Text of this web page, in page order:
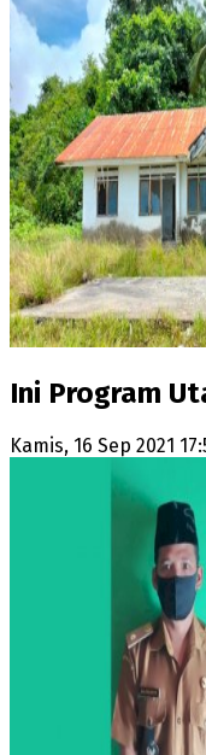
Ini Program
Kamis, 16 Sep 2021